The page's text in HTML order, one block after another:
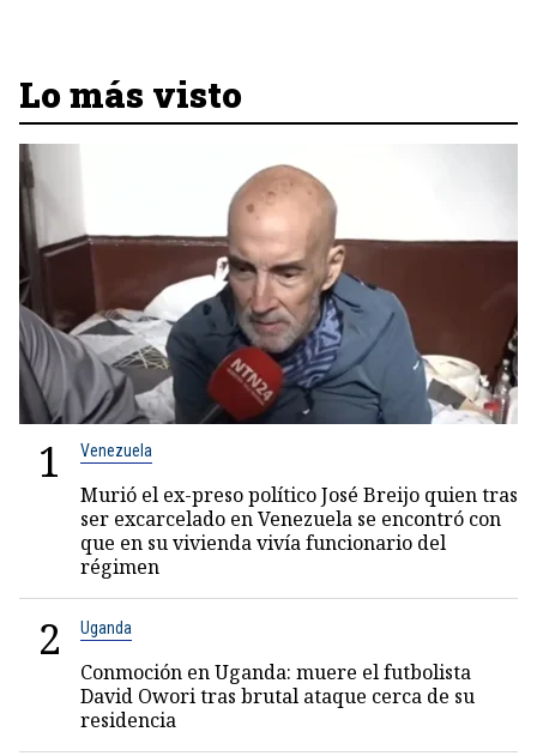
Lo más visto
1 Venezuela
Murió el ex-preso político José Breijo quien tras
ser excarcelado en Venezuela se encontró con
que en su vivienda vivía funcionario del
régimen
2 Uganda
Conmoción en Uganda: muere el futbolista
David Owori tras brutal ataque cerca de su
residencia